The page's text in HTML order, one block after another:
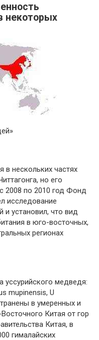
некоторых
в нескольких частях
но его
2008 по 2010 год Фонд
исследование
и установил, что вид
в юго-восточных,
регионах
уссурийского медведя:
mupinensis, U
в умеренных и
Китая от гор
Китая, в
гималайских